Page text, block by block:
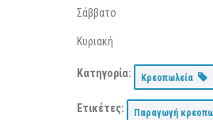
Σάββατο
Κυριακή
Κατηγορία: Κρεοπωλεία
Ετικέτες: Παραγωγή